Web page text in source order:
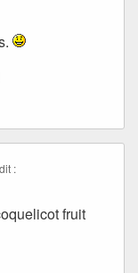
:
fruit